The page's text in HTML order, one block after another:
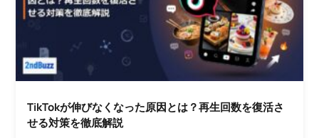
TikTokが伸びなくなった原因とは？再生回数を復活さ
せる対策を徹底解説